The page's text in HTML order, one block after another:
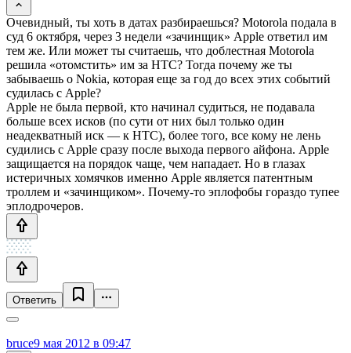
Очевидный, ты хоть в датах разбираешься? Motorola подала в
суд 6 октября, через 3 недели «зачинщик» Apple ответил им
тем же. Или может ты считаешь, что доблестная Motorola
решила «отомстить» им за HTC? Тогда почему же ты
забываешь о Nokia, которая еще за год до всех этих событий
судилась с Apple?
Apple не была первой, кто начинал судиться, не подавала
больше всех исков (по сути от них был только один
неадекватный иск — к HTC), более того, все кому не лень
судились с Apple сразу после выхода первого айфона. Apple
защищается на порядок чаще, чем нападает. Но в глазах
истеричных хомячков именно Apple является патентным
троллем и «зачинщиком». Почему-то эплофобы гораздо тупее
эплодрочеров.
Ответить
bruce9 мая 2012 в 09:47